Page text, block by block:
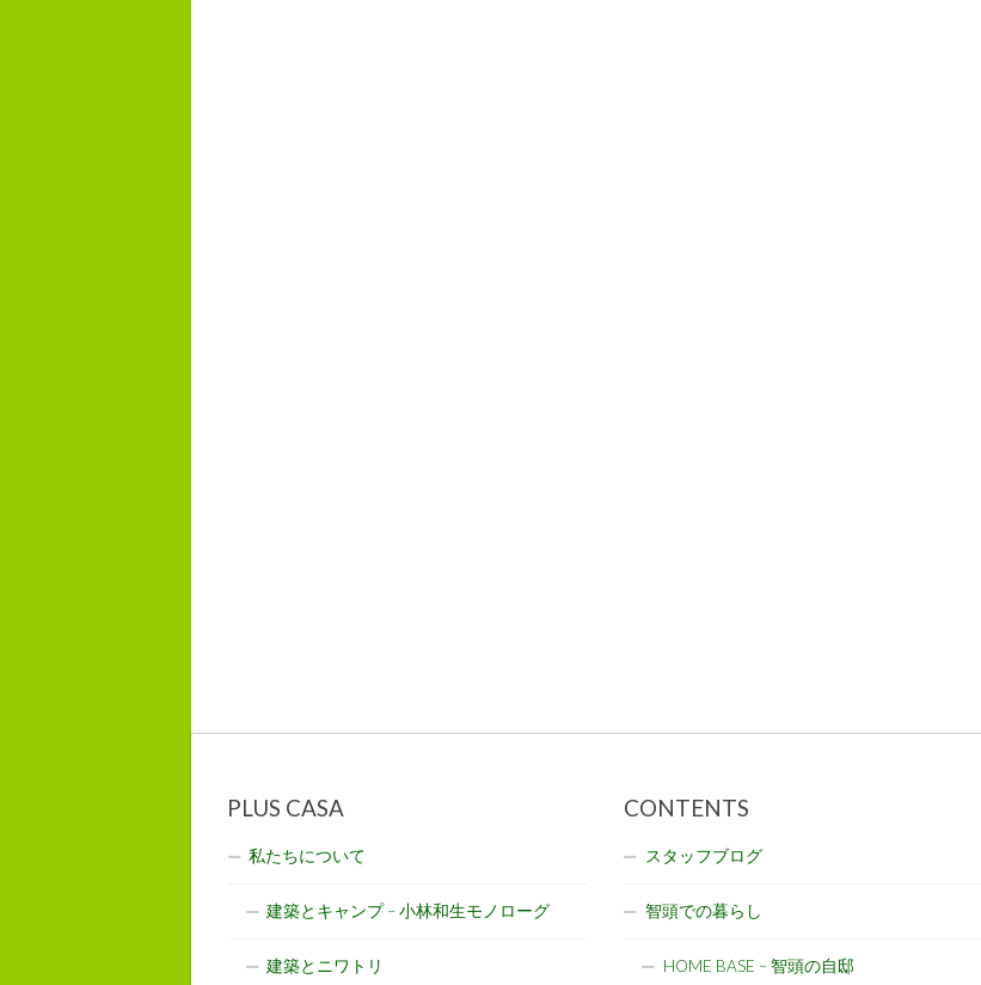
PLUS CASA
私たちについて
建築とキャンプ – 小林和生モノローグ
建築とニワトリ
CONTENTS
スタッフブログ
智頭での暮らし
HOME BASE – 智頭の自邸